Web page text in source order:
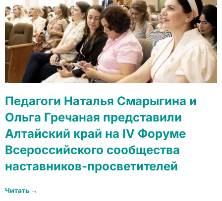
Педагоги Наталья Смарыгина и
Ольга Гречаная представили
Алтайский край на IV Форуме
Всероссийского сообщества
наставников-просветителей
Читать →